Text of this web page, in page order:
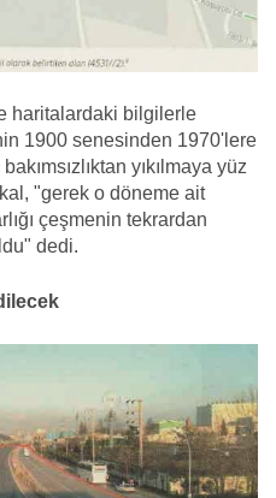
haritalardaki bilgilerle
1900 senesinden 1970'lere
yıkılmaya yüz
"gerek o döneme ait
çeşmenin tekrardan
dedi.